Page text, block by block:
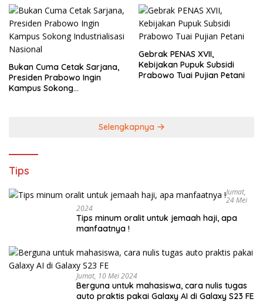
Bukan Cuma Cetak Sarjana,
Presiden Prabowo Ingin
Kampus Sokong
Gebrak PENAS XVII,
Kebijakan Pupuk Subsidi
Prabowo Tuai Pujian Petani
Selengkapnya
Tips
Jumat,
24 Mei
2024
Tips minum oralit untuk jemaah haji, apa
manfaatnya !
Jumat, 10 Mei 2024
Berguna untuk mahasiswa, cara nulis tugas
auto praktis pakai Galaxy AI di Galaxy S23 FE